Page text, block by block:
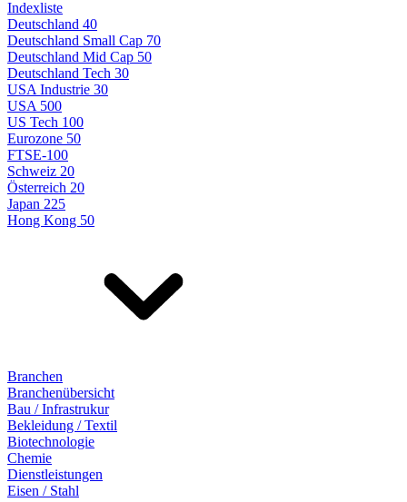
Indexliste
Deutschland 40
Deutschland Small Cap 70
Deutschland Mid Cap 50
Deutschland Tech 30
USA Industrie 30
USA 500
US Tech 100
Eurozone 50
FTSE-100
Schweiz 20
Österreich 20
Japan 225
Hong Kong 50
Branchen
Branchenübersicht
Bau / Infrastrukur
Bekleidung / Textil
Biotechnologie
Chemie
Dienstleistungen
Eisen / Stahl